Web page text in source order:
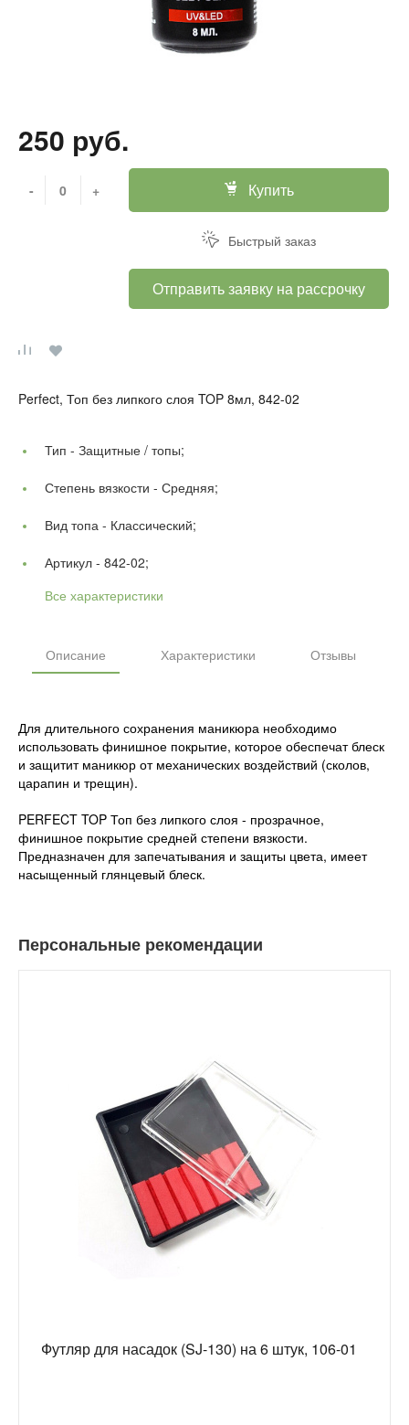
250 руб.
- + Купить
Быстрый заказ
Отправить заявку на рассрочку
Perfect, Топ без липкого слоя TOP 8мл, 842-02
Тип - Защитные / топы;
Степень вязкости - Средняя;
Вид топа - Классический;
Артикул - 842-02;
Все характеристики
Описание Характеристики Отзывы
Для длительного сохранения маникюра необходимо
использовать финишное покрытие, которое обеспечат блеск
и защитит маникюр от механических воздействий (сколов,
царапин и трещин).
PERFECT TOP Топ без липкого слоя - прозрачное,
финишное покрытие средней степени вязкости.
Предназначен для запечатывания и защиты цвета, имеет
насыщенный глянцевый блеск.
Персональные рекомендации
Футляр для насадок (SJ-130) на 6 штук, 106-01